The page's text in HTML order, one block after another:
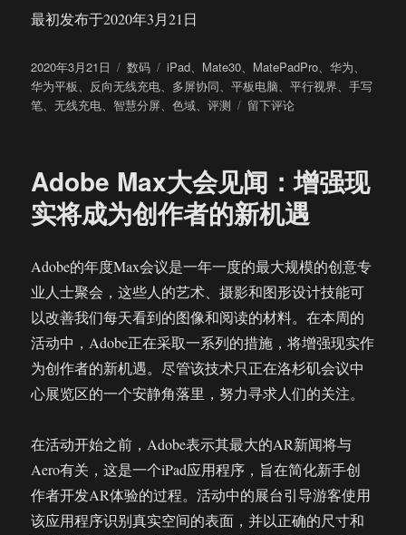
最初发布于2020年3月21日
发
布
于
2020年3月21日
分
类
数码
标
签
iPad、 Mate30、 MatePadPro、华为、
华为平板、 反向无线充电、 多屏协同、平板电脑、平行视界、手写
笔、无线充电、 智慧分屏、色域、评测
于
Pro
平
板
手
体
验：
影
音
娱
乐
轻
公
不
误
留下评论
Adobe Max大会见闻：增强现
实将成为创作者的新机遇
Adobe的年度Max会议是一年一度的最大规模的创意专
业人士聚会，这些人的艺术、摄影和图形设计技能可
以改善我们每天看到的图像和阅读的材料。在本周的
活动中，Adobe正在采取一系列的措施，将增强现实作
为创作者的新机遇。尽管该技术只正在洛杉矶会议中
心展览区的一个安静角落里，努力寻求人们的关注。
在活动开始之前，Adobe表示其最大的AR新闻将与
Aero有关，这是一个iPad应用程序，旨在简化新手创
作者开发AR体验的过程。活动中的展台引导游客使用
该应用程序识别真实空间的表面，并以正确的尺寸和